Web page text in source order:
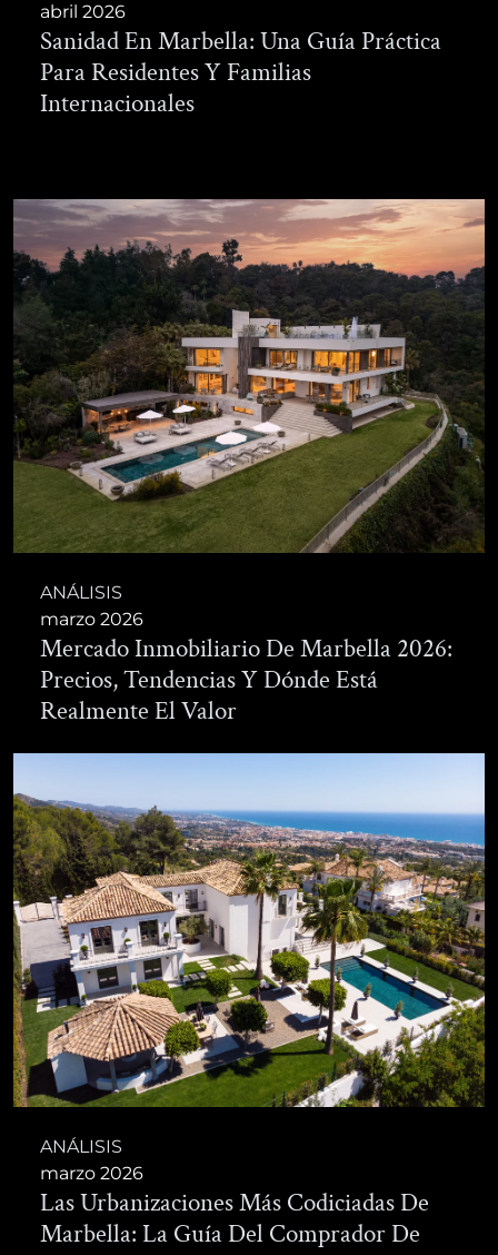
abril 2026
Sanidad En Marbella: Una Guía Práctica
Para Residentes Y Familias
Internacionales
ANÁLISIS
marzo 2026
Mercado Inmobiliario De Marbella 2026:
Precios, Tendencias Y Dónde Está
Realmente El Valor
ANÁLISIS
marzo 2026
Las Urbanizaciones Más Codiciadas De
Marbella: La Guía Del Comprador De